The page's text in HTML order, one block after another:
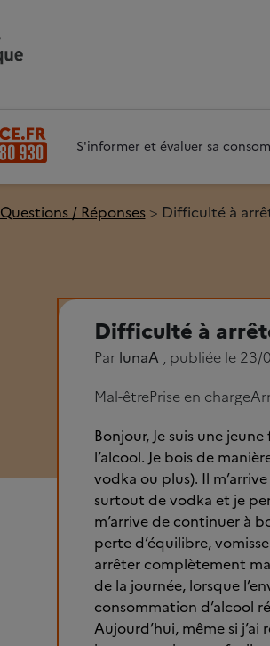
S'informer et évaluer sa
Questions / Réponses Difficulté à
Difficulté à
Par lunaA , publiée le 23/
Mal-êtrePrise en charge
Bonjour, Je suis une
l’alcool. Je bois de
vodka ou plus). Il
surtout de vodka et je
m’arrive de continuer à
perte d’équilibre,
arrêter complètement
de la journée, lorsque
consommation d’alcool
Aujourd’hui, même si